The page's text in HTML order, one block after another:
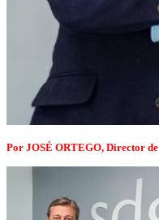
Por JOSÉ ORTEGO, Director de